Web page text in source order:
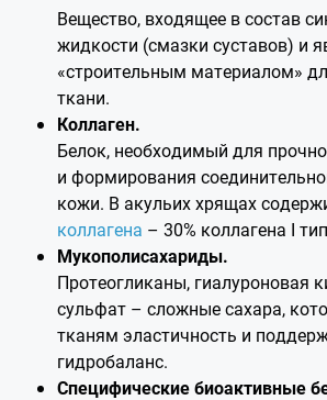
Вещество, входящее в состав
жидкости (смазки суставов) и
«строительным материалом»
ткани.
Коллаген.
Белок, необходимый для
и формирования
кожи. В акульих хрящах
коллагена – 30% коллагена I
Мукополисахариды.
Протеогликаны, гиалуроновая
сульфат – сложные сахара,
тканям эластичность и
гидробаланс.
Специфические биоактивные